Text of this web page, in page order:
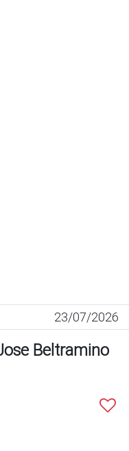
23/07/2026
Beltramino